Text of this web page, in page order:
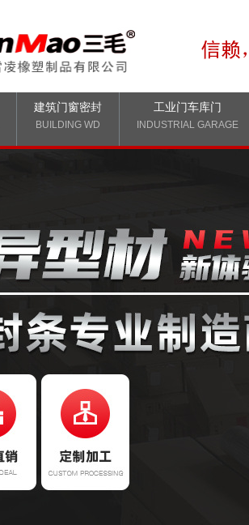
建筑门窗密封
BUILDING WD
工业门车库门
INDUSTRIAL GARAGE